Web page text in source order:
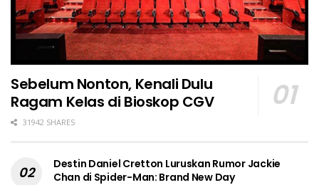
Sebelum Nonton, Kenali Dulu
Ragam Kelas di Bioskop CGV
31942 SHARES
Destin Daniel Cretton Luruskan Rumor Jackie
Chan di Spider-Man: Brand New Day